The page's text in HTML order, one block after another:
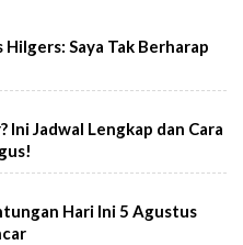
Saya Tak Berharap
Ini Jadwal Lengkap dan Cara
Hari Ini 5 Agustus